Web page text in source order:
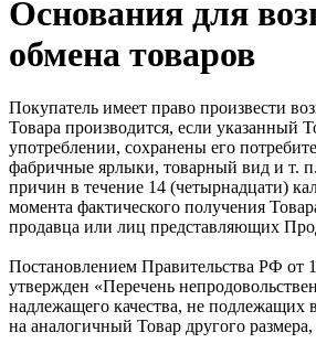
Основания для
обмена товаров
Покупатель имеет право произвести
Товара производится, если указанный
употреблении, сохранены его
фабричные ярлыки, товарный вид и т.
причин в течение 14 (четырнадцати)
момента фактического получения
продавца или лиц представляющих
Постановлением Правительства РФ от
утвержден «Перечень
надлежащего качества, не подлежащих
на аналогичный Товар другого